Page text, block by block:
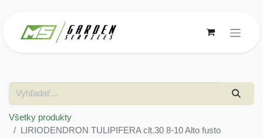
Všetky produkty
LIRIODENDRON TULIPIFERA clt.30 8-10 Alto fusto